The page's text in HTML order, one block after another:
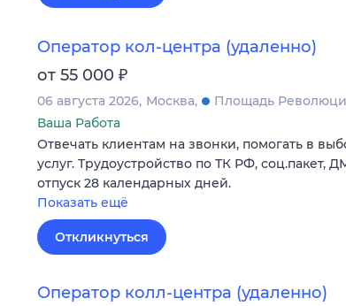
Оператор кол-центра (удаленно)
от 55 000 ₽
06 августа 2026 Москва
Площадь
Ваша Работа
Отвечать клиентам на звонки, помогать в
услуг. Трудоустройство по ТК РФ, соц.пакет,
отпуск 28 календарных дней.
Показать ещё
Откликнуться
Оператор колл-центра (удаленно)